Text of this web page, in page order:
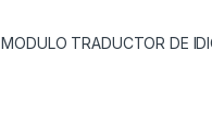
MODULO TRADUCTOR DE